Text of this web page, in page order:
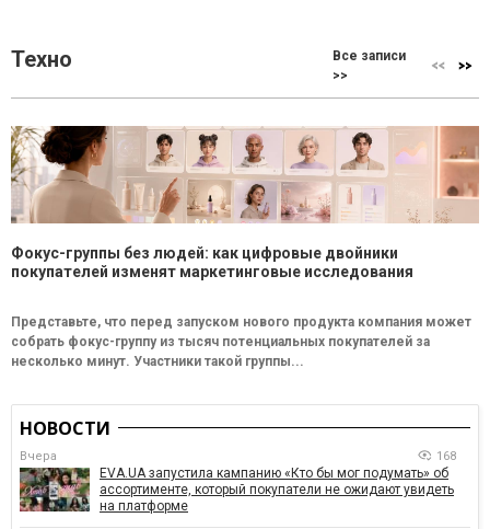
Техно
Все записи
>>
Фокус-группы без людей: как цифровые двойники
покупателей изменят маркетинговые исследования
Представьте, что перед запуском нового продукта компания может
собрать фокус-группу из тысяч потенциальных покупателей за
несколько минут. Участники такой группы...
НОВОСТИ
Вчера 168
EVA.UA запустила кампанию «Кто бы мог подумать» об
ассортименте, который покупатели не ожидают увидеть
на платформе